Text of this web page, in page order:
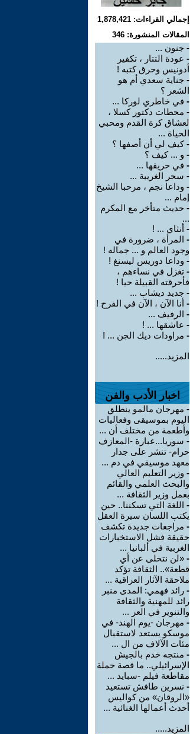
إجمالي القراءات: 1,878,421
المقالات المنشورة: 346
- جنون ...
- عودة التتار ، تكفير
أدونيس وحرق كتبه !
- جناية سعدي أم هو
الشعر ؟
- في خاطري لوركا ...
- محطات دكتور كسلا ،
لعشاق كرة القدم ومحبي
الحياة ...
-كيف لي أن أصفها ؟
- و ... كيف ؟
- في حريقها ...
- سحر الغريبة ...
- وداعا نجم ، مرحبا الشيخ
إمام ...
- حديث متأخر مع المكرم
...
- أنثاي ... !
- المرأة ، ضرورة في
وجود العالم و ... جماله !
- وداعا دوريس ليسنغ !
- تغزل في نساءهم ،
فأحرقته القبيلة حيا !
- جديد ديشاب ...
- أنا الآن ، الآن في الفرح !
- الرفيف ...
- عاشقها ... !
- مراودات ديك الجن ... !
المزيد.....
اخبار الأدب والفن
- مهرجان مالمو ينطلق
اليوم بموسيقى وفعاليات
وأطعمة من مختلف أن ...
- سوريا...عبارة -المعازف
حرام- تنشر على جدار
معهد موسيقي في دم ...
- وزير التعليم العالي
والبحث العلمي والقائم
بعمل وزير الثقافة ...
- اللغة التي تسكننا.. حين
يكتب اللسان سيرة العقل
- مراجعات جديدة تكشف
حقيقة فشل الاستخبارات
الغربية في ألبانيا ...
- «لن نتخلى عن أي
قطعة».. الثقافة تؤكد
ملاحقة الآثار العراقية ...
- رائد فهمي: المدى منبر
رائد للمهنية والثقافة
والتنوير في العر ...
- مهرجان -يوم الهند- في
موسكو يستعد لاستقبال
مئات الآلاف من ال ...
- منتجه خدم بالجيش
الإسرائيلي.. ما قصة حملة
مقاطعة فيلم -سبايد ...
- نسرين طافش تستعيد
«الروقان» من كواليس
أحدث أعمالها الغنائية ...
المزيد.....